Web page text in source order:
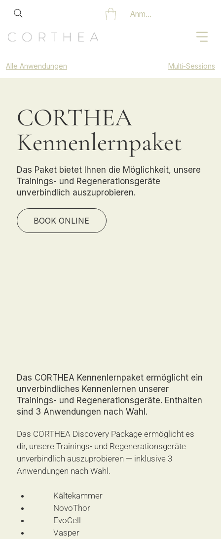
Anmelden
Alle Anwendungen Multi-Sessions
Das CORTHEA Discovery Package ermöglicht es
dir, unsere Trainings- und Regenerationsgeräte
unverbindlich auszuprobieren — inklusive 3
Anwendungen nach Wahl.
Kältekammer
NovoThor
EvoCell
Vasper
Das CORTHEA Kennenlernpaket ermöglicht ein
unverbindliches Kennenlernen unserer
Trainings- und Regenerationsgeräte. Enthalten
sind 3 Anwendungen nach Wahl.
CORTHEA
Kennenlernpaket
Das Paket bietet Ihnen die Möglichkeit, unsere
Trainings- und Regenerationsgeräte
unverbindlich auszuprobieren.
BOOK ONLINE